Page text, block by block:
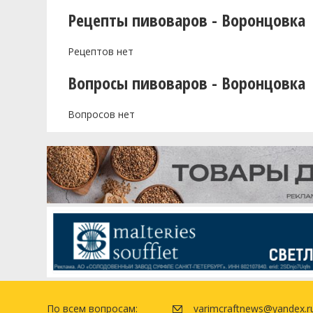
Рецепты пивоваров - Воронцовка
Рецептов нет
Вопросы пивоваров - Воронцовка
Вопросов нет
По всем вопросам: